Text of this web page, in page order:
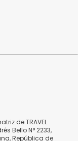
de TRAVEL
Bello N° 2233,
República de